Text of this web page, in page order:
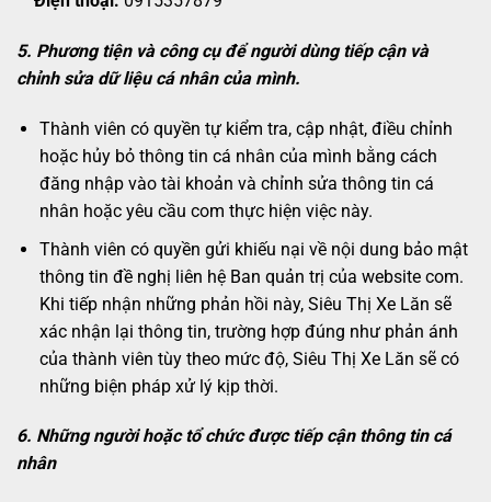
5. Phương tiện và công cụ để người dùng tiếp cận và
chỉnh sửa dữ liệu cá nhân của mình.
Thành viên có quyền tự kiểm tra, cập nhật, điều chỉnh
hoặc hủy bỏ thông tin cá nhân của mình bằng cách
đăng nhập vào tài khoản và chỉnh sửa thông tin cá
nhân hoặc yêu cầu com thực hiện việc này.
Thành viên có quyền gửi khiếu nại về nội dung bảo mật
thông tin đề nghị liên hệ Ban quản trị của website com.
Khi tiếp nhận những phản hồi này, Siêu Thị Xe Lăn sẽ
xác nhận lại thông tin, trường hợp đúng như phản ánh
của thành viên tùy theo mức độ, Siêu Thị Xe Lăn sẽ có
những biện pháp xử lý kịp thời.
6. Những người hoặc tổ chức được tiếp cận thông tin cá
nhân